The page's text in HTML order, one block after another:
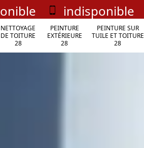
indisponible
NETTOYAGE
DE TOITURE
28
PEINTURE
EXTÉRIEURE
28
PEINTURE SUR
TUILE ET TOITURE
28